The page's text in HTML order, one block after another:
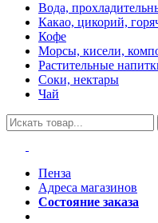
Вода,
Какао, цикорий,
Кофе
Морсы, кисели,
Растительные
Соки, нектары
Чай
Пенза
Адреса магазинов
Состояние заказа